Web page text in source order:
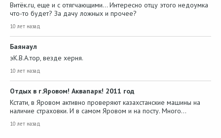
Витёк.ru, еще и с отягчающими... Интересно отцу этого недоумка
что-то будет? За дачу ложных и прочее?
10 лет назад
Баянаул
эК.В.А.тор, везде херня.
10 лет назад
Отдых в г.Яровом! Аквапарк! 2011 год
Кстати, в Яровом активно проверяют казахстанские машины на
наличие страховки. И в самом Яровом и на посту. Много…
10 лет назад